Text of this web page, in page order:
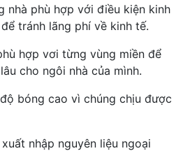
nhà phù hợp với điều kiện kinh
tránh lãng phí về kinh tế.
hợp vơi từng vùng miền để
cho ngôi nhà của mình.
bóng cao vì chúng chịu được
nhập nguyên liệu ngoại